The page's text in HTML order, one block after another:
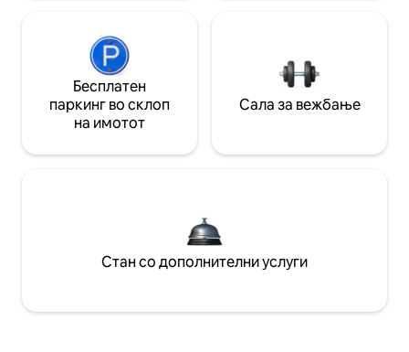
Бесплатен
паркинг во склоп
на имотот
Сала за вежбање
Стан со дополнителни услуги